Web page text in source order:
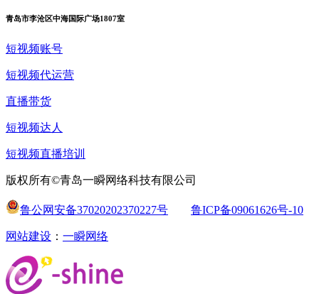
青岛市李沧区中海国际广场1807室
短视频账号
短视频代运营
直播带货
短视频达人
短视频直播培训
版权所有©青岛一瞬网络科技有限公司
鲁公网安备37020202370227号 鲁ICP备09061626号-10
网站建设 ： 一瞬网络